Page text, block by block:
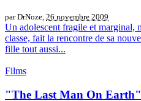
par DrNoze, 26 novembre 2009
Un adolescent fragile et marginal,
classe, fait la rencontre de sa
fille tout aussi...
Films
"The Last Man On